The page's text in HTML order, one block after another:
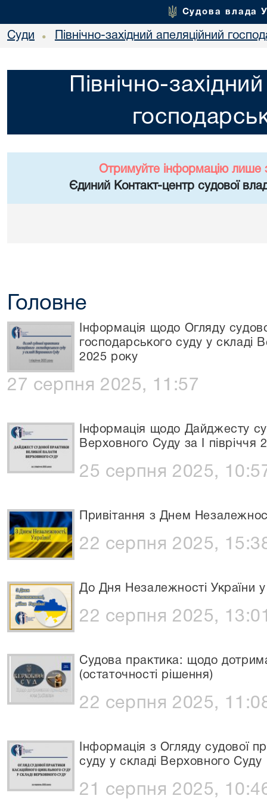
Судова влада
Суди • Північно-західний апеляційний
Північно-
Отримуйте інформацію лише
Єдиний Контакт-центр судової
Головне
Iнформація щодо Огляду
господарського суду у складі
2025 року
27 серпня 2025, 11:57
Інформація щодо Дайджесту
Верховного Суду за І півріччя
25 серпня 2025,
Привітання з Днем
22 серпня 2025,
До Дня Незалежності України
22 серпня 2025,
Судова практика: щодо
(остаточності рішення)
22 серпня 2025,
Інформація з Огляду судової
суду у складі Верховного Суду
21 серпня 2025,